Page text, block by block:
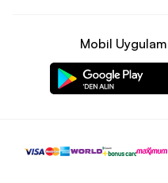
Bunlardan biri olan ayakkabı
konulardan biridir. Puma
tercih edilen spor markaları
fazla numara birimi kullanır.
modelleri arasında tercih
Mobil